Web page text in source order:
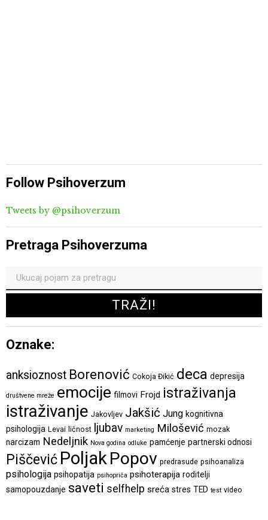
Follow Psihoverzum
Tweets by @psihoverzum
Pretraga Psihoverzuma
Oznake:
anksioznost Borenović Cokoja Đikić deca depresija
društvene mreže emocije filmovi Frojd istraživanja
istraživanje Jakovljev Jakšić Jung kognitivna
psihologija Levai ličnost ljubav marketing Milošević mozak
narcizam Nedeljnik Nova godina odluke pamćenje partnerski odnosi
Piščević PoljakPopov predrasude psihoanaliza
psihologija psihopatija psihopriča psihoterapija roditelji
samopouzdanje saveti selfhelp sreća stres TED test video